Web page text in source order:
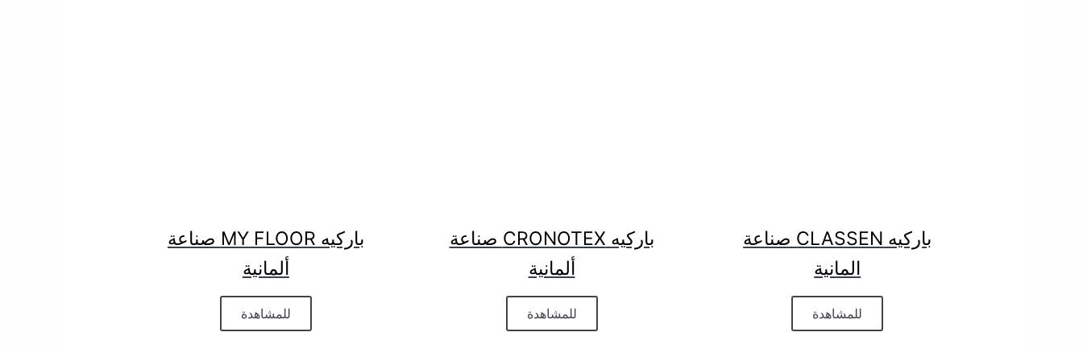
باركيه CLASSEN صناعة
المانية
للمشاهدة
باركيه CRONOTEX صناعة
ألمانية
للمشاهدة
باركيه MY FLOOR صناعة
ألمانية
للمشاهدة